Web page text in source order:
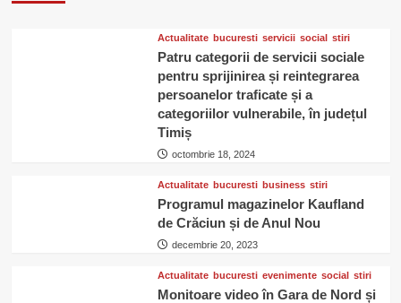
Actualitate bucuresti servicii social stiri
Patru categorii de servicii sociale
pentru sprijinirea și reintegrarea
persoanelor traficate și a
categoriilor vulnerabile, în județul
Timiș
octombrie 18, 2024
Actualitate bucuresti business stiri
Programul magazinelor Kaufland
de Crăciun și de Anul Nou
decembrie 20, 2023
Actualitate bucuresti evenimente social stiri
Monitoare video în Gara de Nord și